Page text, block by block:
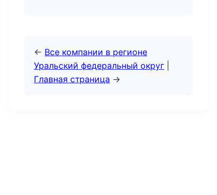
← Все компании в регионе
Уральский федеральный округ
Главная страница →